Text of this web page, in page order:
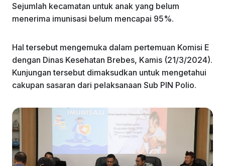
Sejumlah kecamatan untuk anak yang belum
menerima imunisasi belum mencapai 95%.
Hal tersebut mengemuka dalam pertemuan Komisi E
dengan Dinas Kesehatan Brebes, Kamis (21/3/2024).
Kunjungan tersebut dimaksudkan untuk mengetahui
cakupan sasaran dari pelaksanaan Sub PIN Polio.